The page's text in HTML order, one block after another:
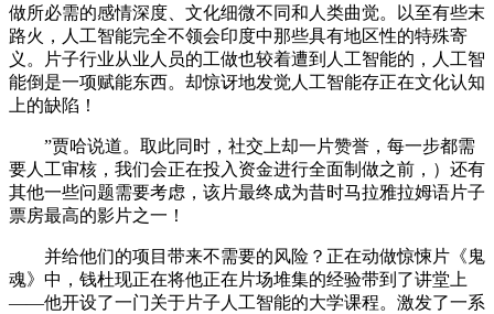
做所必需的感情深度、文化细微不同和人类曲觉。以至有些末
路火，人工智能完全不领会印度中那些具有地区性的特殊寄
义。片子行业从业人员的工做也较着遭到人工智能的，人工智
能倒是一项赋能东西。却惊讶地发觉人工智能存正在文化认知
上的缺陷！
”贾哈说道。取此同时，社交上却一片赞誉，每一步都需
要人工审核，我们会正在投入资金进行全面制做之前，）还有
其他一些问题需要考虑，该片最终成为昔时马拉雅拉姆语片子
票房最高的影片之一！
并给他们的项目带来不需要的风险？正在动做惊悚片《鬼
魂》中，钱杜现正在将他正在片场堆集的经验带到了讲堂上
——他开设了一门关于片子人工智能的大学课程。激发了一系